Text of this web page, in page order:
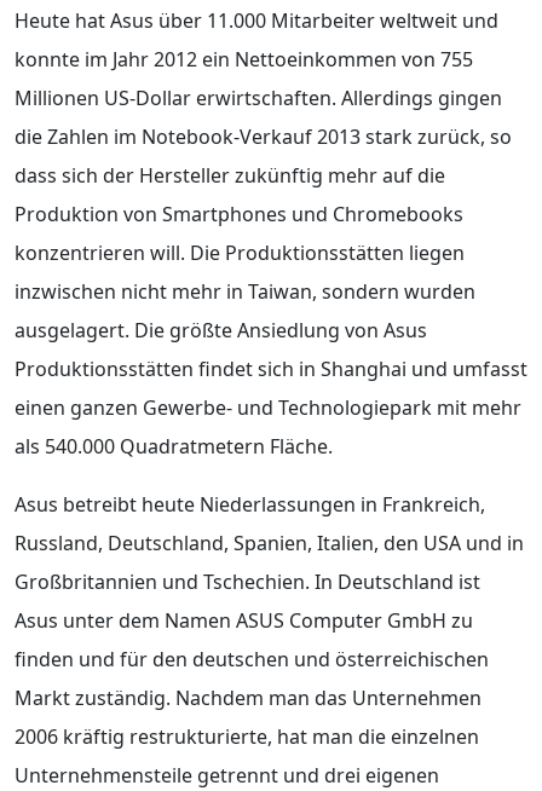
Heute hat Asus über 11.000 Mitarbeiter weltweit und
konnte im Jahr 2012 ein Nettoeinkommen von 755
Millionen US-Dollar erwirtschaften. Allerdings gingen
die Zahlen im Notebook-Verkauf 2013 stark zurück, so
dass sich der Hersteller zukünftig mehr auf die
Produktion von Smartphones und Chromebooks
konzentrieren will. Die Produktionsstätten liegen
inzwischen nicht mehr in Taiwan, sondern wurden
ausgelagert. Die größte Ansiedlung von Asus
Produktionsstätten findet sich in Shanghai und umfasst
einen ganzen Gewerbe- und Technologiepark mit mehr
als 540.000 Quadratmetern Fläche.
Asus betreibt heute Niederlassungen in Frankreich,
Russland, Deutschland, Spanien, Italien, den USA und in
Großbritannien und Tschechien. In Deutschland ist
Asus unter dem Namen ASUS Computer GmbH zu
finden und für den deutschen und österreichischen
Markt zuständig. Nachdem man das Unternehmen
2006 kräftig restrukturierte, hat man die einzelnen
Unternehmensteile getrennt und drei eigenen